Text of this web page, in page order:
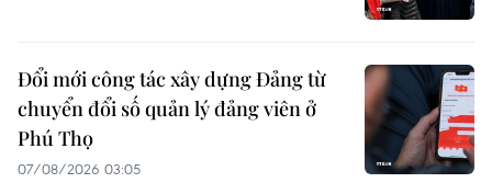
Đổi mới công tác xây dựng Đảng từ
chuyển đổi số quản lý đảng viên ở
Phú Thọ
07/08/2026 03:05